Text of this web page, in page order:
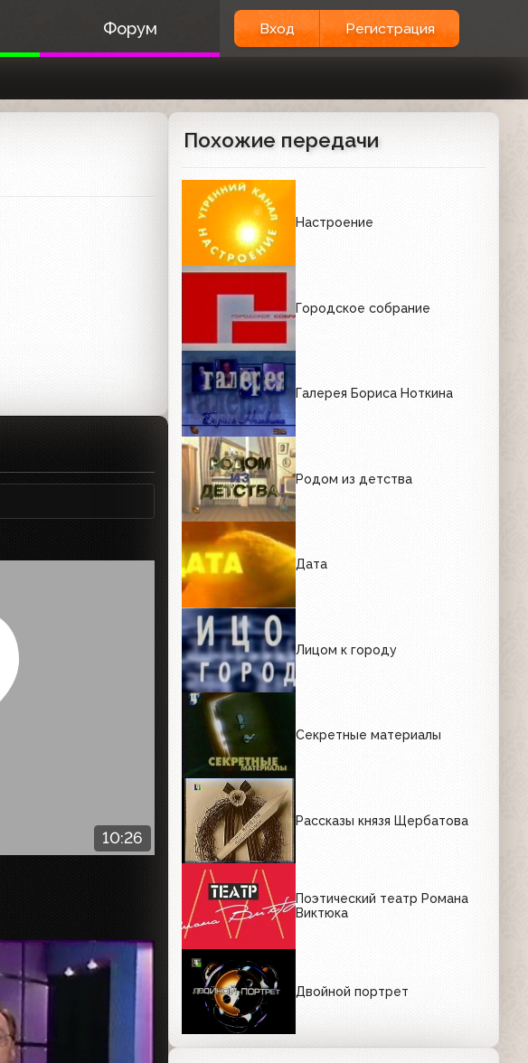
Форум Вход Регистрация
10:26
Похожие передачи
Настроение
Городское собрание
Галерея Бориса Ноткина
Родом из детства
Дата
Лицом к городу
Секретные материалы
Рассказы князя Щербатова
Поэтический театр Романа
Виктюка
Двойной портрет